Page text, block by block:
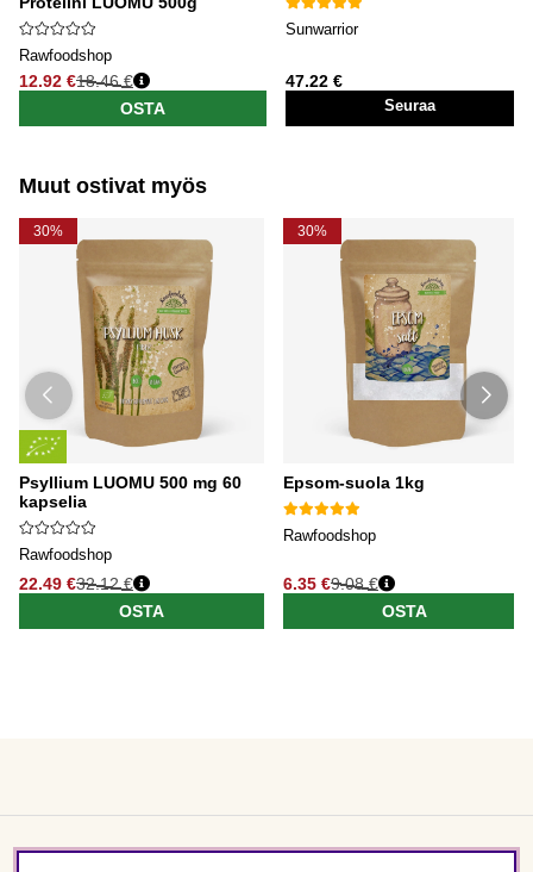
Rawfoodshop
12.92 €
Normaali hinta
18.46 €
OSTA
Sunwarrior
47.22 €
Seuraa
Muut ostivat myös
30%
Psyllium LUOMU 500 mg 60
kapselia
Rawfoodshop
22.49 €32.12 €
OSTA
30%
Epsom-suola 1kg
Rawfoodshop
6.35 €9.08 €
OSTA